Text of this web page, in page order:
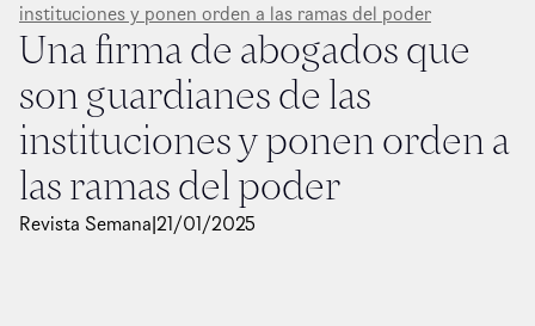
instituciones y ponen orden a las ramas del poder
Una firma de abogados que
son guardianes de las
instituciones y ponen orden a
las ramas del poder
Revista Semana|21/01/2025